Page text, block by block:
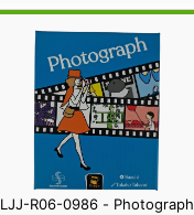
LJJ-R06-0986 - Photograph